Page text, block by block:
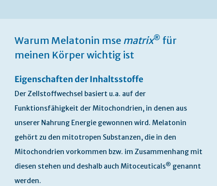
beginning
images
gallery
Warum Melatonin mse matrix® für
meinen Körper wichtig ist
Eigenschaften der Inhaltsstoffe
Der Zellstoffwechsel basiert u.a. auf der
Funktionsfähigkeit der Mitochondrien, in denen aus
unserer Nahrung Energie gewonnen wird. Melatonin
gehört zu den mitotropen Substanzen, die in den
Mitochondrien vorkommen bzw. im Zusammenhang mit
diesen stehen und deshalb auch Mitoceuticals® genannt
werden.